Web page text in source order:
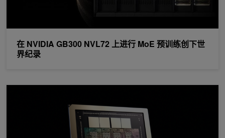
在 NVIDIA GB300 NVL72 上进行 MoE 预训练创下世
界纪录
深入了解 NVIDIA Rubin GPU 架构：助力代理式 AI 时代